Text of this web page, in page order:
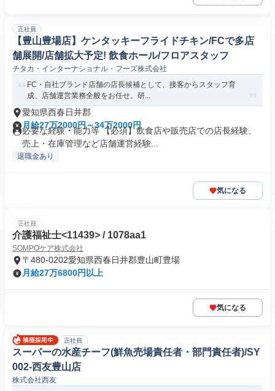
正社員
【豊山豊場店】ケンタッキーフライドチキン/FCで多店
舗展開/店舗拡大予定! 飲食ホール/フロアスタッフ
チタカ・インターナショナル・フーズ株式会社
FC・自社ブランド店舗の店長候補として、接客からスタッフ育
成、店舗運営業務全般をお任せ。研...
愛知県西春日井郡
月給27万2000円～34万2000円
必要な経験・能力等 【必須】飲食店や販売店での店長経験、
売上・在庫管理など店舗運営経験...
退職金あり
気になる
正社員
介護福祉士<11439> / 1078aa1
SOMPOケア株式会社
〒480-0202愛知県西春日井郡豊山町豊場
月給27万6800円以上
気になる
正社員
スーパーの水産チーフ(鮮魚売場責任者・部門責任者)/SY
002-西友豊山店
株式会社西友